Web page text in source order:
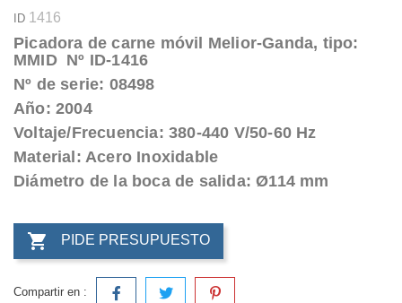
ID 1416
Picadora de carne móvil Melior-Ganda, tipo:
MMID Nº ID-1416
Nº de serie: 08498
Año: 2004
Voltaje/Frecuencia: 380-440 V/50-60 Hz
Material: Acero Inoxidable
Diámetro de la boca de salida: Ø114 mm
 PIDE PRESUPUESTO
Compartir en :